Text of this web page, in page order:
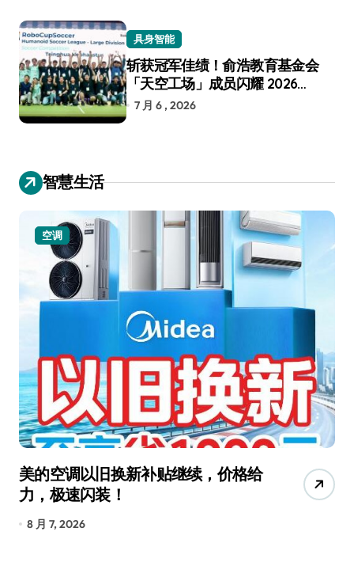
具身智能
斩获冠军佳绩！俞浩教育基金会
「天空工场」成员闪耀 2026
RoboCup 机器人世界杯
7 月 6 , 2026
智慧生活
空调
美的空调以旧换新补贴继续，价格给
力，极速闪装！
8 月 7, 2026